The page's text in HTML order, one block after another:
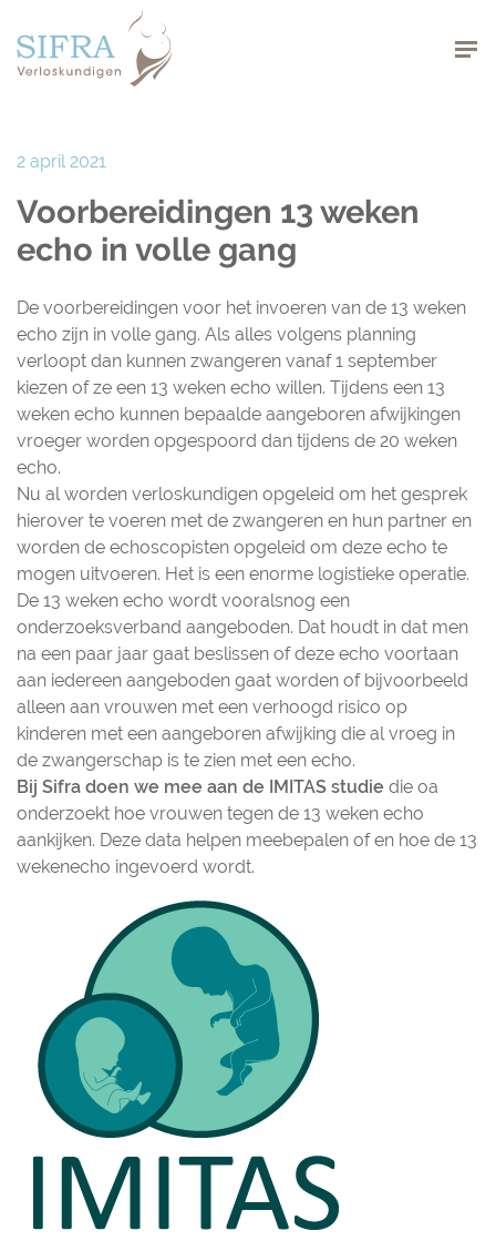
2 april 2021
Voorbereidingen 13 weken
echo in volle gang
De voorbereidingen voor het invoeren van de 13 weken
echo zijn in volle gang. Als alles volgens planning
verloopt dan kunnen zwangeren vanaf 1 september
kiezen of ze een 13 weken echo willen. Tijdens een 13
weken echo kunnen bepaalde aangeboren afwijkingen
vroeger worden opgespoord dan tijdens de 20 weken
echo.
Nu al worden verloskundigen opgeleid om het gesprek
hierover te voeren met de zwangeren en hun partner en
worden de echoscopisten opgeleid om deze echo te
mogen uitvoeren. Het is een enorme logistieke operatie.
De 13 weken echo wordt vooralsnog een
onderzoeksverband aangeboden. Dat houdt in dat men
na een paar jaar gaat beslissen of deze echo voortaan
aan iedereen aangeboden gaat worden of bijvoorbeeld
alleen aan vrouwen met een verhoogd risico op
kinderen met een aangeboren afwijking die al vroeg in
de zwangerschap is te zien met een echo.
Bij Sifra doen we mee aan de IMITAS studie die oa
onderzoekt hoe vrouwen tegen de 13 weken echo
aankijken. Deze data helpen meebepalen of en hoe de 13
wekenecho ingevoerd wordt.